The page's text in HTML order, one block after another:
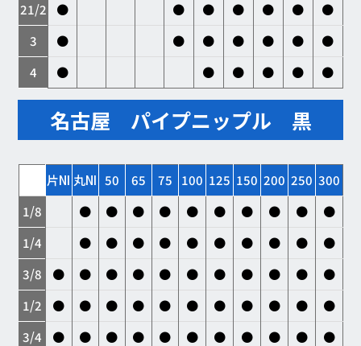
21/2
● ● ● ● ● ●
●
3
● ● ● ● ● ●
●
4
● ● ● ● ● ●
名古屋 パイプニップル 黒
片NI 丸NI 50 65 75 100 125 150 200 250 300
1/8
● ● ● ● ● ● ● ● ●
●
1/4
● ● ● ● ● ● ● ● ●
●
3/8
● ● ● ● ● ● ● ● ● ●
●
1/2
● ● ● ● ● ● ● ● ● ●
●
3/4
● ● ● ● ● ● ● ● ● ●
●